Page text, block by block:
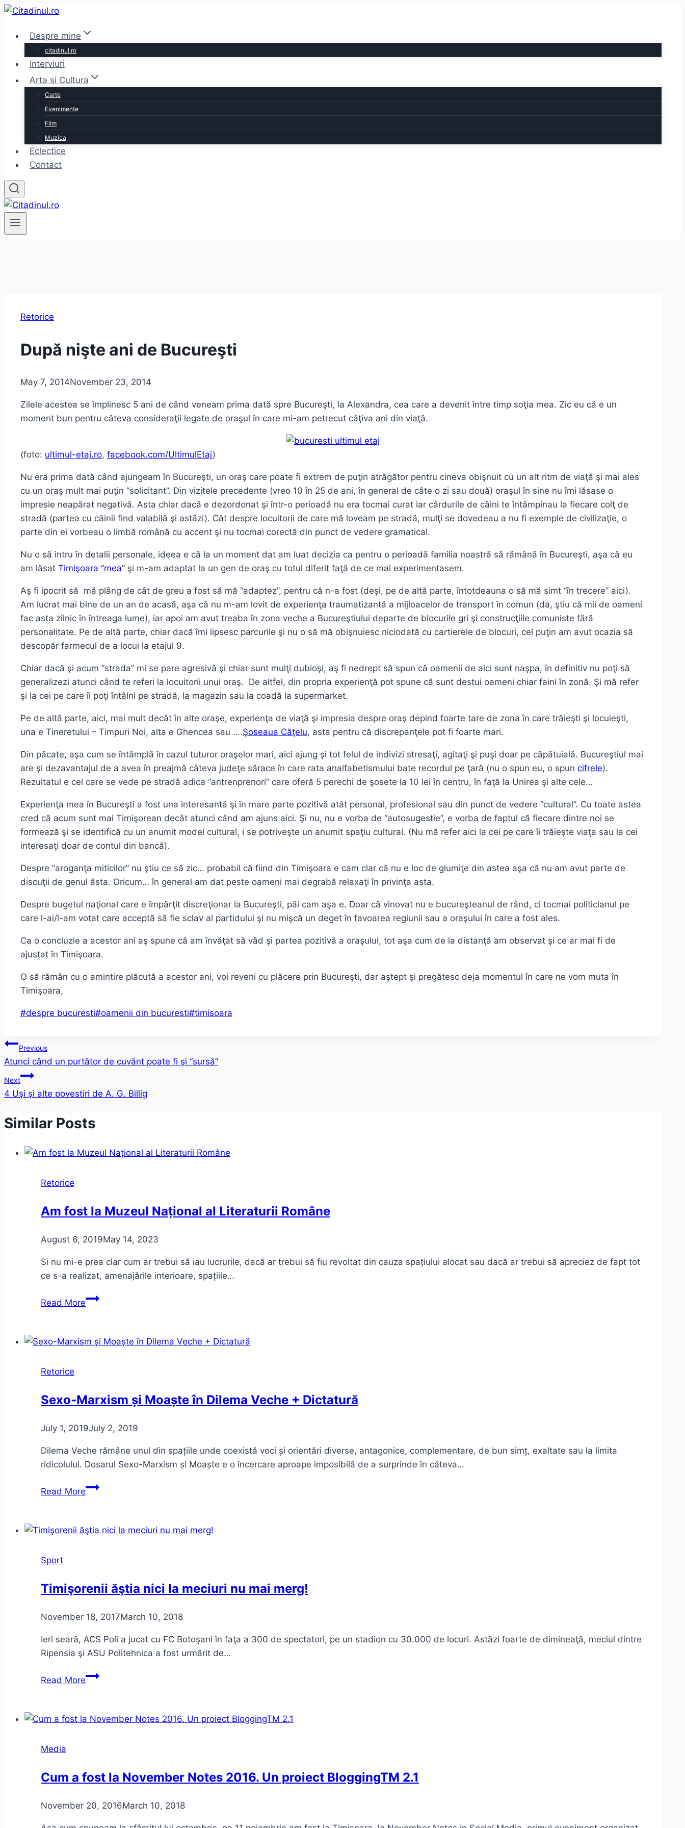
Skip
contentDespre mine
citadinul.ro
Interviuri
Arta si Cultura
Carte
Evenimente
Film
Muzica
Eclectice
Contact
Retorice
După nişte ani de Bucureşti
May 7, 2014November 23, 2014
Zilele acestea se împlinesc 5 ani de când veneam prima dată spre Bucureşti, la Alexandra, cea care a devenit între timp soţia mea. Zic eu că e un
moment bun pentru câteva consideraţii legate de oraşul în care mi-am petrecut câţiva ani din viaţă.
(foto: ultimul-etaj.ro, facebook.com/UltimulEtaj)
Nu era prima dată când ajungeam în Bucureşti, un oraş care poate fi extrem de puţin atrăgător pentru cineva obişnuit cu un alt ritm de viaţă şi mai ales
cu un oraş mult mai puţin “solicitant”. Din vizitele precedente (vreo 10 în 25 de ani, în general de câte o zi sau două) oraşul în sine nu îmi lăsase o
impresie neapărat negativă. Asta chiar dacă e dezordonat şi într-o perioadă nu era tocmai curat iar cârdurile de câini te întâmpinau la fiecare colţ de
stradă (partea cu câinii find valabilă şi astăzi). Cât despre locuitorii de care mă loveam pe stradă, mulţi se dovedeau a nu fi exemple de civilizaţie, o
parte din ei vorbeau o limbă română cu accent şi nu tocmai corectă din punct de vedere gramatical.
Nu o să intru în detalii personale, ideea e că la un moment dat am luat decizia ca pentru o perioadă familia noastră să rămână în Bucureşti, aşa că eu
am lăsat Timişoara “mea” şi m-am adaptat la un gen de oraş cu totul diferit faţă de ce mai experimentasem.
Aş fi ipocrit să mă plâng de cât de greu a fost să mă “adaptez”, pentru că n-a fost (deşi, pe de altă parte, întotdeauna o să mă simt “în trecere” aici).
Am lucrat mai bine de un an de acasă, aşa că nu m-am lovit de experienţa traumatizantă a mijloacelor de transport în comun (da, ştiu că mii de oameni
fac asta zilnic în întreaga lume), iar apoi am avut treaba în zona veche a Bucureştiului departe de blocurile gri şi construcţiile comuniste fără
personalitate. Pe de altă parte, chiar dacă îmi lipsesc parcurile şi nu o să mă obişnuiesc niciodată cu cartierele de blocuri, cel puţin am avut ocazia să
descopăr farmecul de a locui la etajul 9.
Chiar dacă şi acum “strada” mi se pare agresivă şi chiar sunt mulţi dubioşi, aş fi nedrept să spun că oamenii de aici sunt naşpa, în definitiv nu poţi să
generalizezi atunci când te referi la locuitorii unui oraş. De altfel, din propria experienţă pot spune că sunt destui oameni chiar faini în zonă. Şi mă refer
şi la cei pe care îi poţi întâlni pe stradă, la magazin sau la coadă la supermarket.
Pe de altă parte, aici, mai mult decât în alte oraşe, experienţa de viaţă şi impresia despre oraş depind foarte tare de zona în care trăieşti şi locuieşti,
una e Tineretului – Timpuri Noi, alta e Ghencea sau ….Şoseaua Căţelu, asta pentru că discrepanţele pot fi foarte mari.
Din păcate, aşa cum se întâmplă în cazul tuturor oraşelor mari, aici ajung şi tot felul de indivizi stresaţi, agitaţi şi puşi doar pe căpătuială. Bucureştiul mai
are şi dezavantajul de a avea în preajmă câteva judeţe sărace în care rata analfabetismului bate recordul pe ţară (nu o spun eu, o spun cifrele).
Rezultatul e cel care se vede pe stradă adica “antrenprenori” care oferă 5 perechi de şosete la 10 lei în centru, în faţă la Unirea şi alte cele…
Experienţa mea în Bucureşti a fost una interesantă şi în mare parte pozitivă atât personal, profesional sau din punct de vedere “cultural”. Cu toate astea
cred că acum sunt mai Timişorean decât atunci când am ajuns aici. Şi nu, nu e vorba de “autosugestie”, e vorba de faptul că fiecare dintre noi se
formează şi se identifică cu un anumit model cultural, i se potriveşte un anumit spaţiu cultural. (Nu mă refer aici la cei pe care îi trăieşte viaţa sau la cei
interesaţi doar de contul din bancă).
Despre “aroganţa miticilor” nu ştiu ce să zic… probabil că fiind din Timişoara e cam clar că nu e loc de glumiţe din astea aşa că nu am avut parte de
discuţii de genul ăsta. Oricum… în general am dat peste oameni mai degrabă relaxaţi în privinţa asta.
Despre bugetul naţional care e împărţit discreţionar la Bucureşti, păi cam aşa e. Doar că vinovat nu e bucureşteanul de rând, ci tocmai politicianul pe
care l-ai/l-am votat care acceptă să fie sclav al partidului şi nu mişcă un deget în favoarea regiunii sau a oraşului în care a fost ales.
Ca o concluzie a acestor ani aş spune că am învăţat să văd şi partea pozitivă a oraşului, tot aşa cum de la distanţă am observat şi ce ar mai fi de
ajustat în Timişoara.
O să rămân cu o amintire plăcută a acestor ani, voi reveni cu plăcere prin Bucureşti, dar aştept şi pregătesc deja momentul în care ne vom muta în
Timişoara,
Post
#despre bucuresti#oamenii din bucuresti#timisoara
Post
navigation
Previous
Atunci când un purtător de cuvânt poate fi şi “sursă”
Next
4 Uşi şi alte povestiri de A. G. Billig
Similar Posts
Retorice
Am fost la Muzeul Național al Literaturii Române
August 6, 2019May 14, 2023
Si nu mi-e prea clar cum ar trebui să iau lucrurile, dacă ar trebui să fiu revoltat din cauza spațiului alocat sau dacă ar trebui să apreciez de fapt tot
ce s-a realizat, amenajările interioare, spațiile…
Read MoreAm
Muzeul
Române
Retorice
Sexo-Marxism și Moaște în Dilema Veche + Dictatură
July 1, 2019July 2, 2019
Dilema Veche rămâne unul din spațiile unde coexistă voci și orientări diverse, antagonice, complementare, de bun simț, exaltate sau la limita
ridicolului. Dosarul Sexo-Marxism și Moaște e o încercare aproape imposibilă de a surprinde în câteva…
Read MoreSexo-
Moaște
Dictatură
Sport
Timişorenii ăştia nici la meciuri nu mai merg!
November 18, 2017March 10, 2018
Ieri seară, ACS Poli a jucat cu FC Botoşani în faţa a 300 de spectatori, pe un stadion cu 30.000 de locuri. Astăzi foarte de dimineaţă, meciul dintre
Ripensia şi ASU Politehnica a fost urmărit de…
Read MoreTimişorenii
la
merg!
Media
Cum a fost la November Notes 2016. Un proiect BloggingTM 2.1
November 20, 2016March 10, 2018